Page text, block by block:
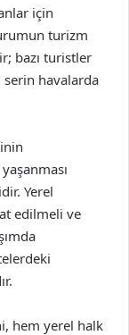
için
turizm
bazı turistler
serin havalarda
Yerel
edilmeli ve
hem yerel halk